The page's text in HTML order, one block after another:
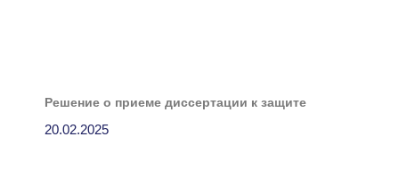
Решение о приеме диссертации к защите
20.02.2025